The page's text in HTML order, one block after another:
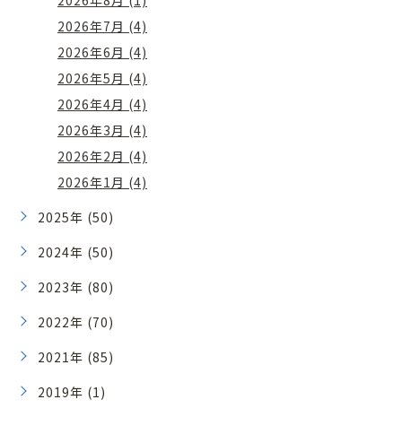
2026年7月 (4)
2026年6月 (4)
2026年5月 (4)
2026年4月 (4)
2026年3月 (4)
2026年2月 (4)
2026年1月 (4)
2025年 (50)
2024年 (50)
2023年 (80)
2022年 (70)
2021年 (85)
2019年 (1)